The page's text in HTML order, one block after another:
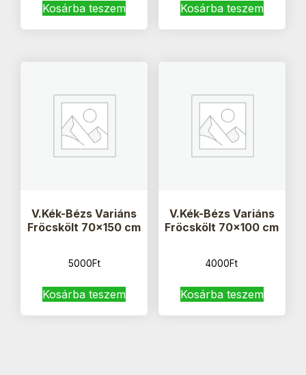
Kosárba teszem Kosárba teszem
V.Kék-Bézs Variáns
Fröcskölt 70×150 cm
5000Ft
Kosárba teszem
V.Kék-Bézs Variáns
Fröcskölt 70×100 cm
4000Ft
Kosárba teszem